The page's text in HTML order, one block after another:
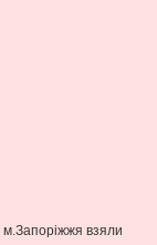
м.Запоріжжя взяли